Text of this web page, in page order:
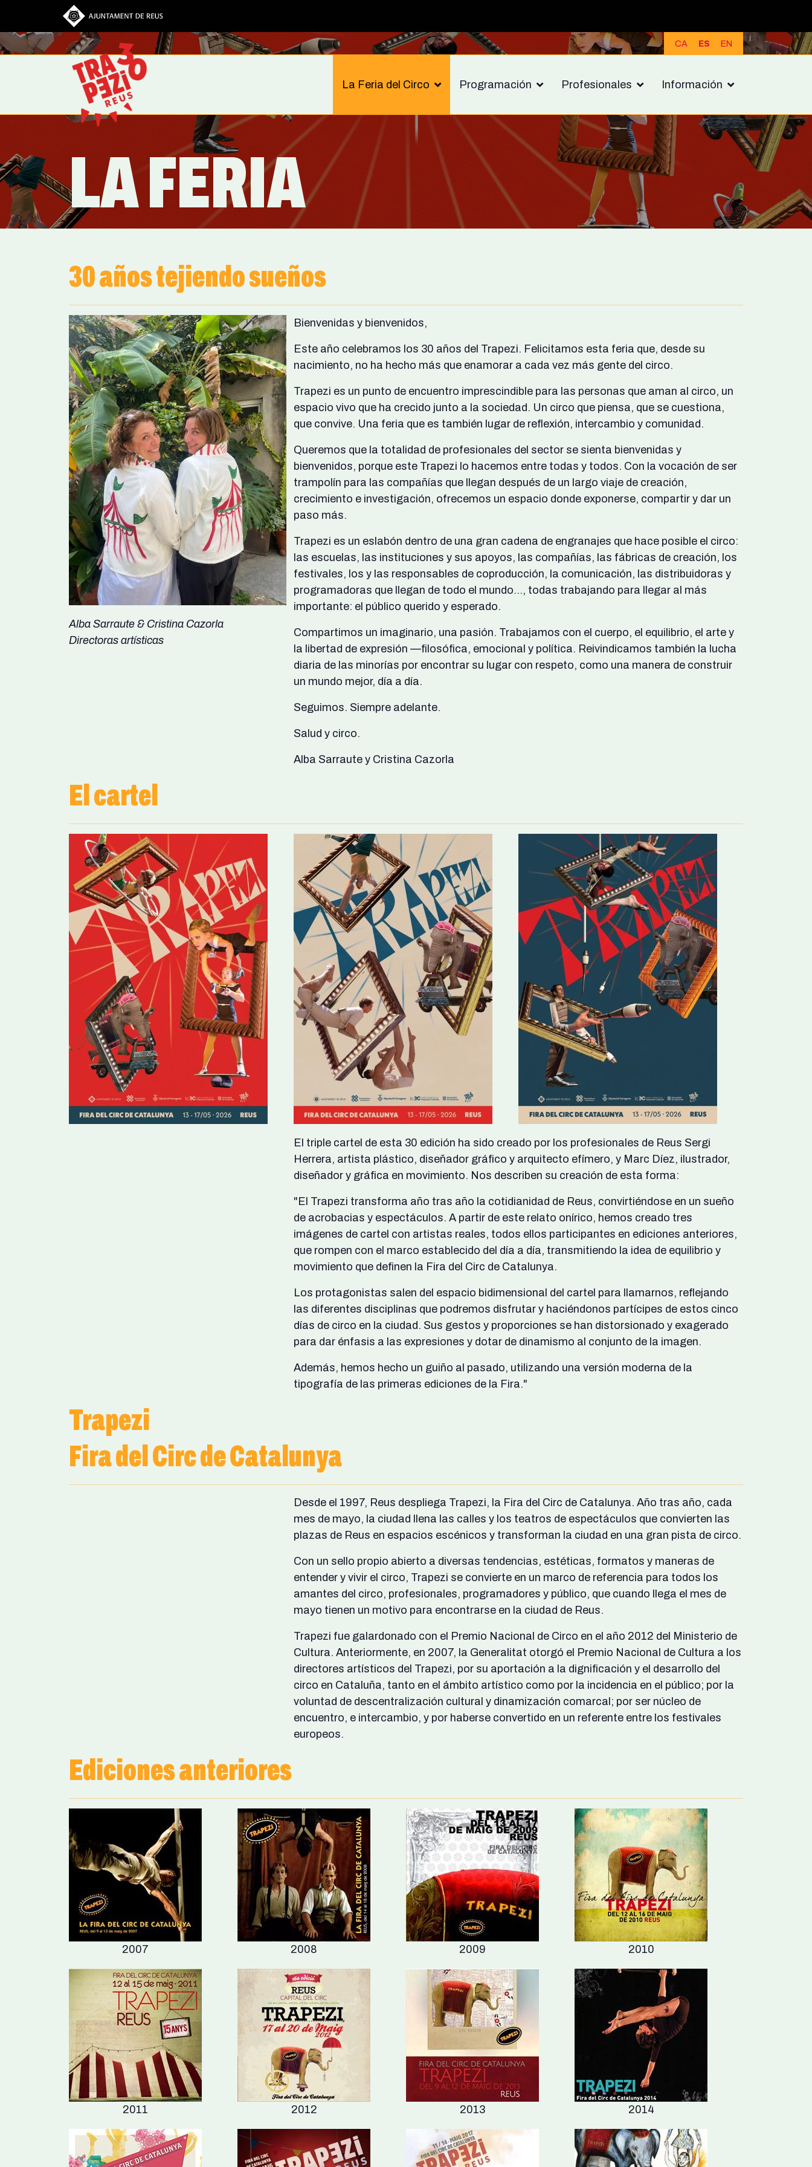
Pasar al contenido principal
CA ES EN
La Feria del Circo Programación Profesionales Información
LA FERIA
30 años tejiendo sueños
Alba Sarraute & Cristina Cazorla
Directoras artísticas
Bienvenidas y bienvenidos,
Este año celebramos los 30 años del Trapezi. Felicitamos esta feria que, desde su
nacimiento, no ha hecho más que enamorar a cada vez más gente del circo.
Trapezi es un punto de encuentro imprescindible para las personas que aman al circo, un
espacio vivo que ha crecido junto a la sociedad. Un circo que piensa, que se cuestiona,
que convive. Una feria que es también lugar de reflexión, intercambio y comunidad.
Queremos que la totalidad de profesionales del sector se sienta bienvenidas y
bienvenidos, porque este Trapezi lo hacemos entre todas y todos. Con la vocación de ser
trampolín para las compañías que llegan después de un largo viaje de creación,
crecimiento e investigación, ofrecemos un espacio donde exponerse, compartir y dar un
paso más.
Trapezi es un eslabón dentro de una gran cadena de engranajes que hace posible el circo:
las escuelas, las instituciones y sus apoyos, las compañías, las fábricas de creación, los
festivales, los y las responsables de coproducción, la comunicación, las distribuidoras y
programadoras que llegan de todo el mundo…, todas trabajando para llegar al más
importante: el público querido y esperado.
Compartimos un imaginario, una pasión. Trabajamos con el cuerpo, el equilibrio, el arte y
la libertad de expresión —filosófica, emocional y política. Reivindicamos también la lucha
diaria de las minorías por encontrar su lugar con respeto, como una manera de construir
un mundo mejor, día a día.
Seguimos. Siempre adelante.
Salud y circo.
Alba Sarraute y Cristina Cazorla
El cartel
El triple cartel de esta 30 edición ha sido creado por los profesionales de Reus Sergi
Herrera, artista plástico, diseñador gráfico y arquitecto efímero, y Marc Díez, ilustrador,
diseñador y gráfica en movimiento. Nos describen su creación de esta forma:
"El Trapezi transforma año tras año la cotidianidad de Reus, convirtiéndose en un sueño
de acrobacias y espectáculos. A partir de este relato onírico, hemos creado tres
imágenes de cartel con artistas reales, todos ellos participantes en ediciones anteriores,
que rompen con el marco establecido del día a día, transmitiendo la idea de equilibrio y
movimiento que definen la Fira del Circ de Catalunya.
Los protagonistas salen del espacio bidimensional del cartel para llamarnos, reflejando
las diferentes disciplinas que podremos disfrutar y haciéndonos partícipes de estos cinco
días de circo en la ciudad. Sus gestos y proporciones se han distorsionado y exagerado
para dar énfasis a las expresiones y dotar de dinamismo al conjunto de la imagen.
Además, hemos hecho un guiño al pasado, utilizando una versión moderna de la
tipografía de las primeras ediciones de la Fira."
Trapezi
Fira del Circ de Catalunya
Desde el 1997, Reus despliega Trapezi, la Fira del Circ de Catalunya. Año tras año, cada
mes de mayo, la ciudad llena las calles y los teatros de espectáculos que convierten las
plazas de Reus en espacios escénicos y transforman la ciudad en una gran pista de circo.
Con un sello propio abierto a diversas tendencias, estéticas, formatos y maneras de
entender y vivir el circo, Trapezi se convierte en un marco de referencia para todos los
amantes del circo, profesionales, programadores y público, que cuando llega el mes de
mayo tienen un motivo para encontrarse en la ciudad de Reus.
Trapezi fue galardonado con el Premio Nacional de Circo en el año 2012 del Ministerio de
Cultura. Anteriormente, en 2007, la Generalitat otorgó el Premio Nacional de Cultura a los
directores artísticos del Trapezi, por su aportación a la dignificación y el desarrollo del
circo en Cataluña, tanto en el ámbito artístico como por la incidencia en el público; por la
voluntad de descentralización cultural y dinamización comarcal; por ser núcleo de
encuentro, e intercambio, y por haberse convertido en un referente entre los festivales
europeos.
Ediciones anteriores
2007 2008 2009 2010
2011 2012 2013 2014